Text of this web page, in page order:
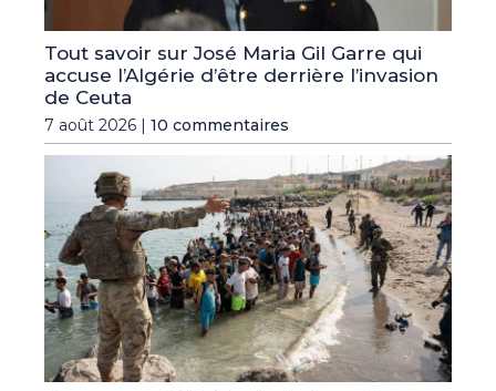
Tout savoir sur José Maria Gil Garre qui
accuse l’Algérie d’être derrière l’invasion
de Ceuta
7 août 2026 | 10 commentaires